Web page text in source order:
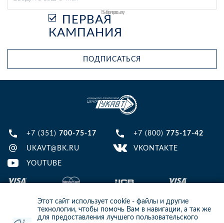
Этот сайт использует cookie - файлы и другие
технологии, чтобы помочь Вам в навигации, а так же
для предоставления лучшего пользовательского
Выберите рассылку
ПЕРВАЯ
КАМПАНИЯ
ПОДПИСАТЬСЯ
+7 (351) 700-75-17 +7 (800) 775-17-42
UKAVT@BK.RU VKONTAKTE
YOUTUBE